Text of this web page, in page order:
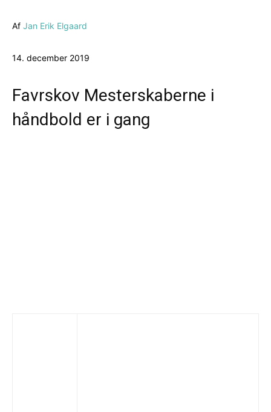
Af Jan Erik Elgaard
14. december 2019
Favrskov Mesterskaberne i
håndbold er i gang